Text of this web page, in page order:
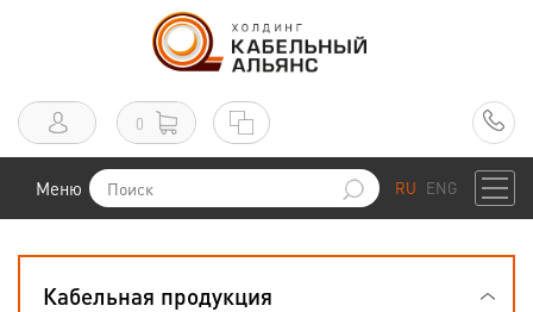
0
Меню RU ENG
Кабельная продукция